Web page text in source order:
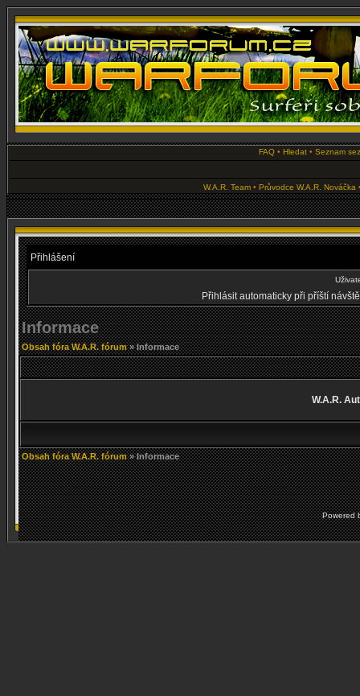
FAQ • Hledat • Seznam
W.A.R. Team• Průvodce W.A.R. Nováčka
Přihlášení
Přihlásit automaticky při příští
Informace
Obsah fóra W.A.R. fórum» Informace
W.A.R.
Obsah fóra W.A.R. fórum» Informace
Powered